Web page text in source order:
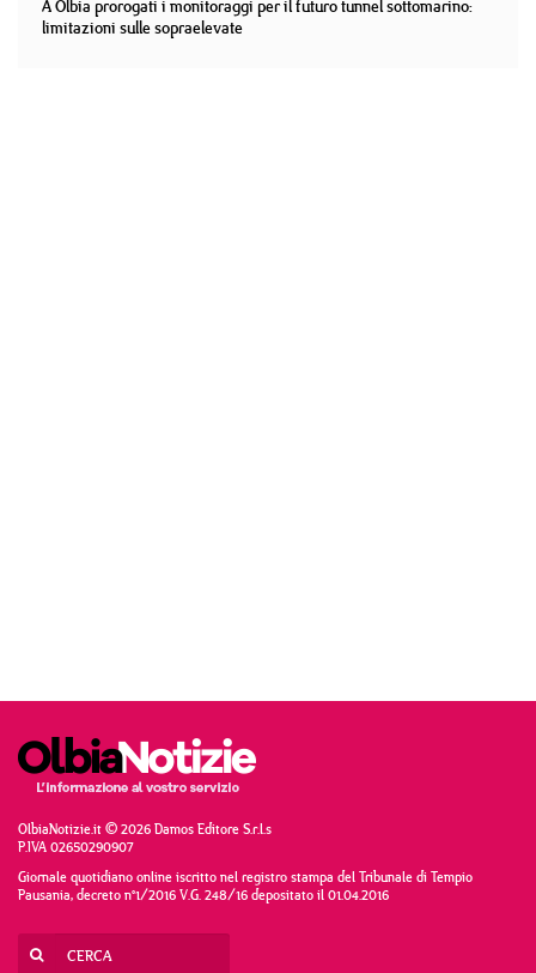
A Olbia prorogati i monitoraggi per il futuro tunnel sottomarino:
limitazioni sulle sopraelevate
OlbiaNotizie.it © 2026 Damos Editore S.r.l.s
P.IVA 02650290907
Giornale quotidiano online iscritto nel registro stampa del Tribunale di Tempio
Pausania, decreto n°1/2016 V.G. 248/16 depositato il 01.04.2016